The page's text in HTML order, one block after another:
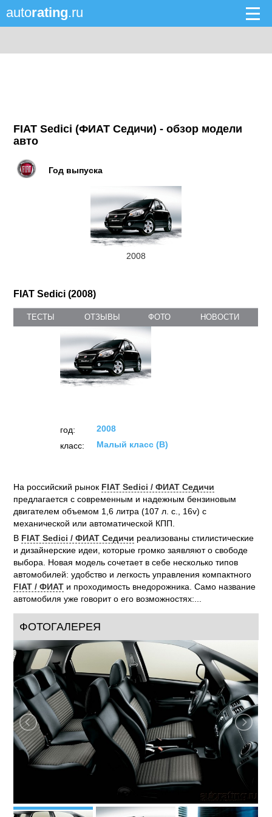
autorating.ru
FIAT Sedici (ФИАТ Седичи) - обзор модели
авто
Год выпуска
2008
FIAT Sedici (2008)
ТЕСТЫ ОТЗЫВЫ ФОТО НОВОСТИ
год:
2008
класс:
Малый класс (B)
На российский рынок FIAT Sedici / ФИАТ Седичи
предлагается с современным и надежным бензиновым
двигателем объемом 1,6 литра (107 л. с., 16v) с
механической или автоматической КПП.
В FIAT Sedici / ФИАТ Седичи реализованы стилистические
и дизайнерские идеи, которые громко заявляют о свободе
выбора. Новая модель сочетает в себе несколько типов
автомобилей: удобство и легкость управления компактного
FIAT / ФИАТ и проходимость внедорожника. Само название
автомобиля уже говорит о его возможностях:...
ФОТОГАЛЕРЕЯ